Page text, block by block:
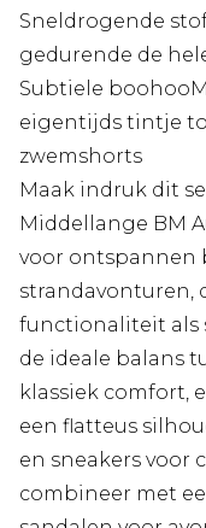
Sneldrogende
gedurende de
Subtiele
eigentijds tintje
zwemshorts
Maak indruk dit
Middellange BM
voor ontspannen
strandavonturen,
functionaliteit als
de ideale balans
klassiek comfort,
een flatteus
en sneakers voor
combineer met